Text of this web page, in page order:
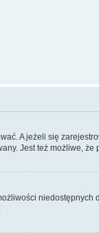
A jeżeli się
Jest też możliwe,
niedostępnych